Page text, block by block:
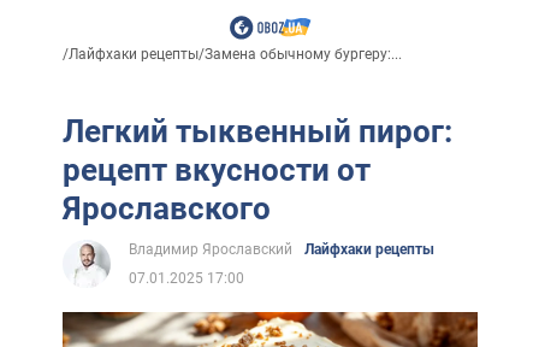
/Лайфхаки рецепты/Замена обычному бургеру:...
Легкий тыквенный пирог:
рецепт вкусности от
Ярославского
Владимир Ярославский
Лайфхаки рецепты
07.01.2025 17:00